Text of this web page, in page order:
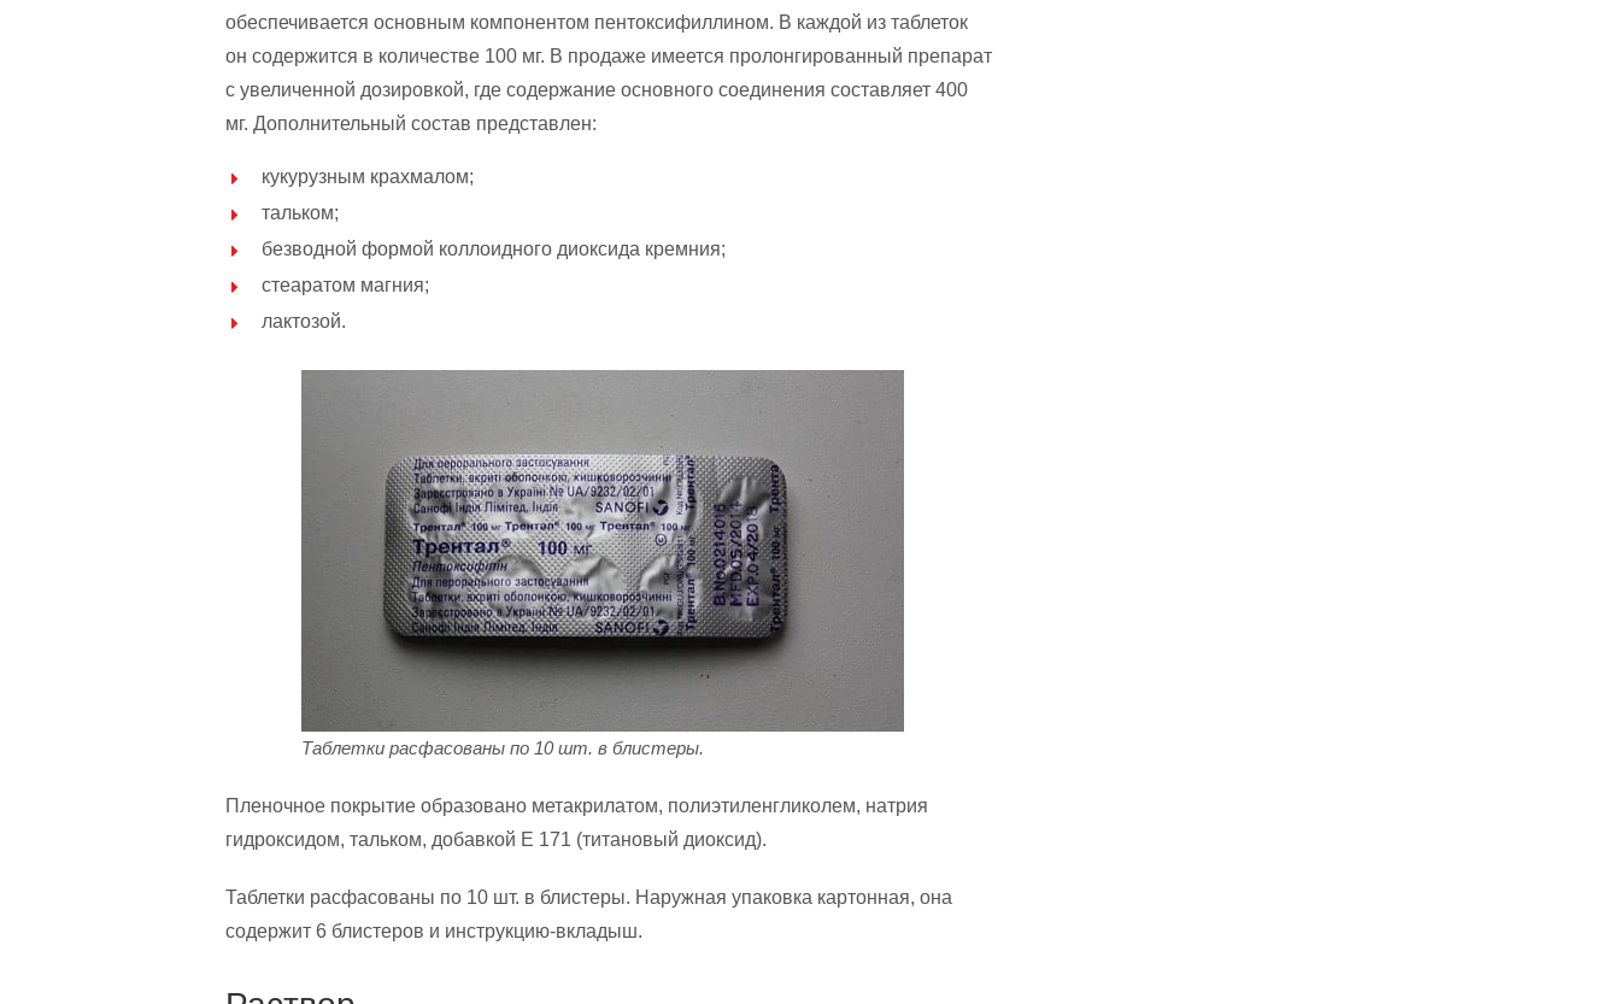
обеспечивается основным компонентом пентоксифиллином. В каждой из таблеток
он содержится в количестве 100 мг. В продаже имеется пролонгированный препарат
с увеличенной дозировкой, где содержание основного соединения составляет 400
мг. Дополнительный состав представлен:
кукурузным крахмалом;
тальком;
безводной формой коллоидного диоксида кремния;
стеаратом магния;
лактозой.
Таблетки расфасованы по 10 шт. в блистеры.
Пленочное покрытие образовано метакрилатом, полиэтиленгликолем, натрия
гидроксидом, тальком, добавкой Е 171 (титановый диоксид).
Таблетки расфасованы по 10 шт. в блистеры. Наружная упаковка картонная, она
содержит 6 блистеров и инструкцию-вкладыш.